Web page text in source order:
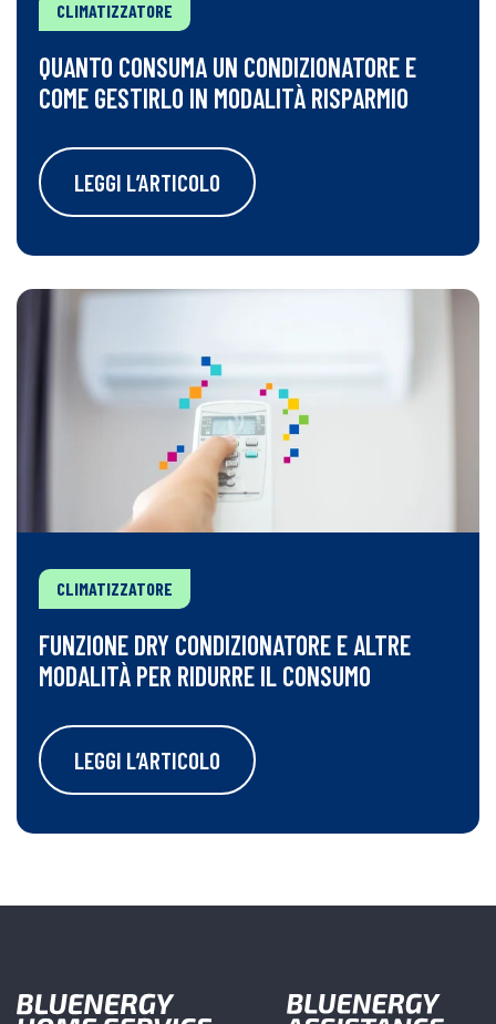
CLIMATIZZATORE
QUANTO CONSUMA UN CONDIZIONATORE E
COME GESTIRLO IN MODALITÀ RISPARMIO
LEGGI L’ARTICOLO
CLIMATIZZATORE
FUNZIONE DRY CONDIZIONATORE E ALTRE
MODALITÀ PER RIDURRE IL CONSUMO
LEGGI L’ARTICOLO